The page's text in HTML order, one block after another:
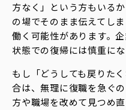
方なく」という方もいる
の場でそのまま伝えてし
働く可能性があります。
状態での復帰には慎重に
もし「どうしても戻りた
合は、無理に復職を急ぐ
方や職場を改めて見つめ